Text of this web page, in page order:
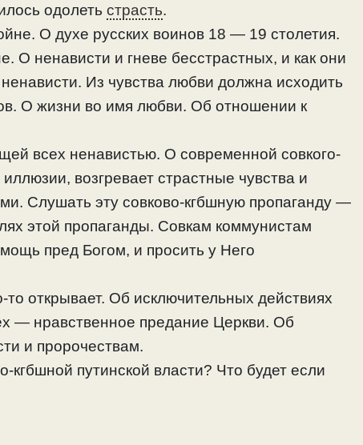
одолеть страсть.
О духе русских воинов 18 — 19 столетия.
О ненависти и гневе бесстрастных, и как они
Из чувства любви должна исходить
О жизни во имя любви. Об отношении к
всех ненавистью. О современной совкого-
возгревает страстные чувства и
Слушать эту совково-кгбшную пропаганду —
этой пропаганды. Совкам коммунистам
пред Богом, и просить у Него
открывает. Об исключительных действиях
— нравственное предание Церкви. Об
и пророчествам.
кгбшной путинской власти? Что будет если